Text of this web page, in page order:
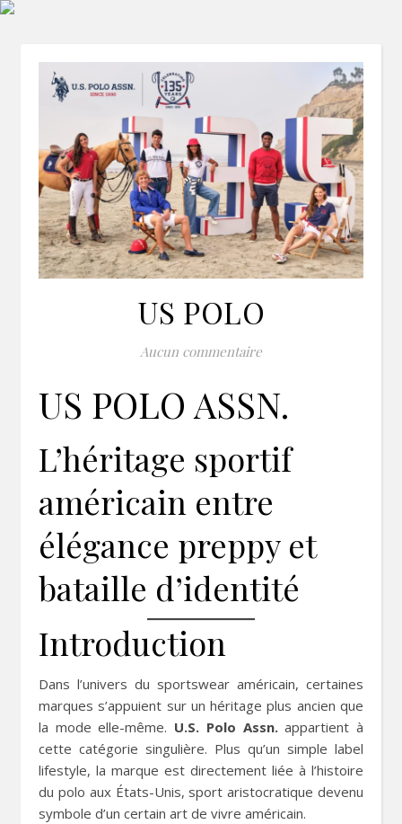
US POLO
Aucun commentaire
US POLO ASSN.
L’héritage sportif
américain entre
élégance preppy et
bataille d’identité
Introduction
Dans l’univers du sportswear américain, certaines
marques s’appuient sur un héritage plus ancien que
la mode elle-même. U.S. Polo Assn.appartient à
cette catégorie singulière. Plus qu’un simple label
lifestyle, la marque est directement liée à l’histoire
du polo aux États-Unis, sport aristocratique devenu
symbole d’un certain art de vivre américain.